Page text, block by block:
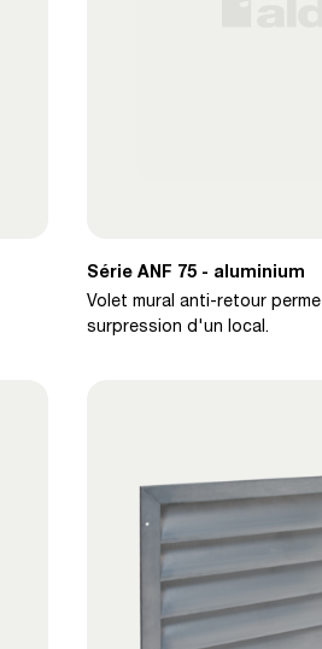
Série ANF 75 - aluminium
Volet mural anti-retour
surpression d'un local.